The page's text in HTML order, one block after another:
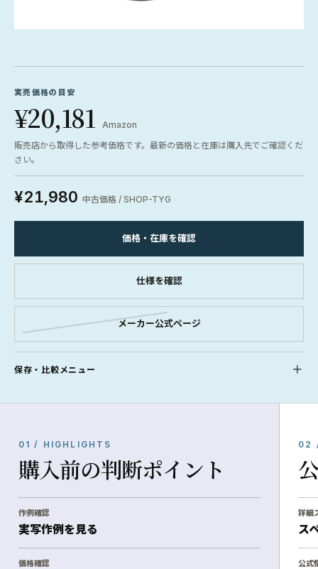
実売価格の目安
¥20,181
Amazon
販売店から取得した参考価格です。最新の価格と在庫は購入先でご確認くだ
さい。
¥21,980 中古価格 / SHOP-TYG
価格・在庫を確認
仕様を確認
メーカー公式ページ
保存・比較メニュー
01 / HIGHLIGHTS
購入前の判断ポイント
作例確認
実写作例を見る
価格確認
02
詳細
ス
公式